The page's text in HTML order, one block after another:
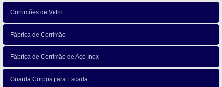
Corrimões de Vidro
Fábrica de Corrimão
Fábrica de Corrimão de Aço Inox
Guarda Corpos para Escada